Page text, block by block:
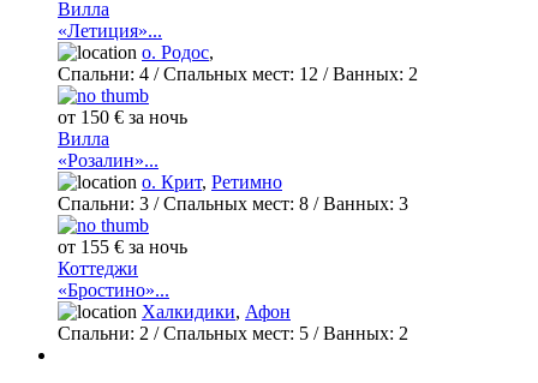
Вилла
«Летиция»...
о. Родос,
Спальни: 4 / Спальных мест: 12 /Ванных: 2
от 150 € за ночь
Вилла
«Розалин»...
о. Крит, Ретимно
Спальни: 3 / Спальных мест: 8 /Ванных: 3
от 155 € за ночь
Коттеджи
«Бростино»...
Халкидики, Афон
Спальни: 2 / Спальных мест: 5 /Ванных: 2